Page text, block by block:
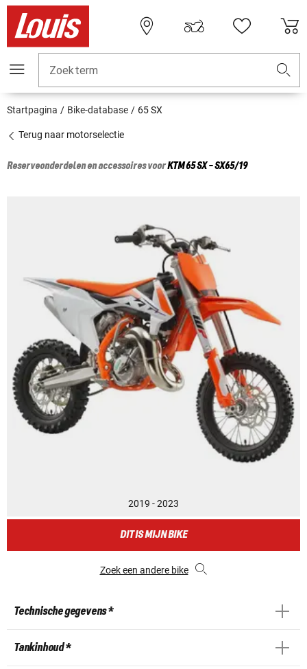
Zoekterm
Startpagina Bike-database 65 SX
Terug naar motorselectie
Reserveonderdelen en accessoires voorKTM65 SX - SX65/19
2019 - 2023
DIT IS MIJN BIKE
Zoek een andere bike
Technische gegevens *
Tankinhoud *